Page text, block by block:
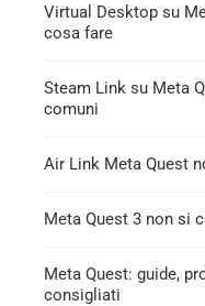
Virtual Desktop su
cosa fare
Steam Link su Meta
comuni
Air Link Meta Quest
Meta Quest 3 non si
Meta Quest: guide,
consigliati